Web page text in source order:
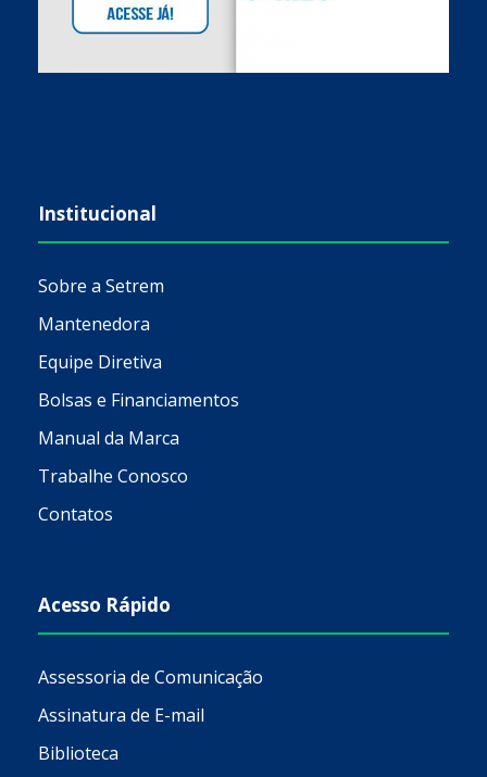
Institucional
Sobre a Setrem
Mantenedora
Equipe Diretiva
Bolsas e Financiamentos
Manual da Marca
Trabalhe Conosco
Contatos
Acesso Rápido
Assessoria de Comunicação
Assinatura de E-mail
Biblioteca